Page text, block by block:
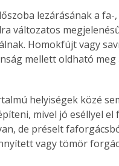
lezárásának a fa-
változatos
Homokfújt vagy
mellett oldható
helyiségek közé
mivel jó eséllyel el
de préselt
vagy tömör